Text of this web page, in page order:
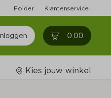
Folder Klantenservice
Inloggen 0.00 0
Kies jouw winkel